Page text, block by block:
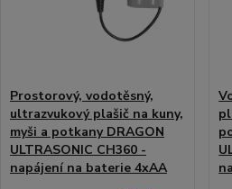
Prostorový, vodotěsný,
ultrazvukový plašič na kuny,
myši a potkany DRAGON
ULTRASONIC CH360 -
napájení na baterie 4xAA